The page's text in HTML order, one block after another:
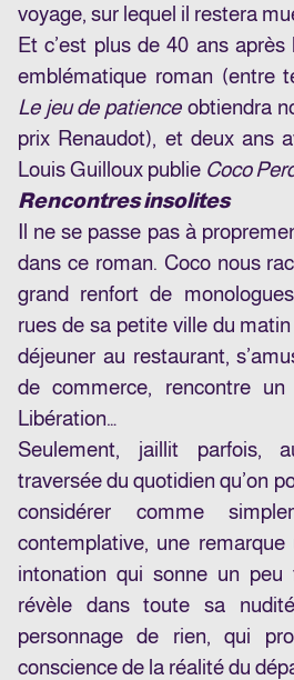
voyage, sur lequel il restera
Et c’est plus de 40 ans
emblématique roman (entre
Le jeu de patienceobtiendra
prix Renaudot), et deux ans
Louis Guilloux publie Coco
Rencontres insolites
Il ne se passe pas à
dans ce roman. Coco nous
grand renfort de
rues de sa petite ville du
déjeuner au restaurant,
de commerce, rencontre
Libération…
Seulement, jaillit parfois,
traversée du quotidien qu’on
considérer comme
contemplative, une
intonation qui sonne un peu
révèle dans toute sa
personnage de rien, qui
conscience de la réalité du